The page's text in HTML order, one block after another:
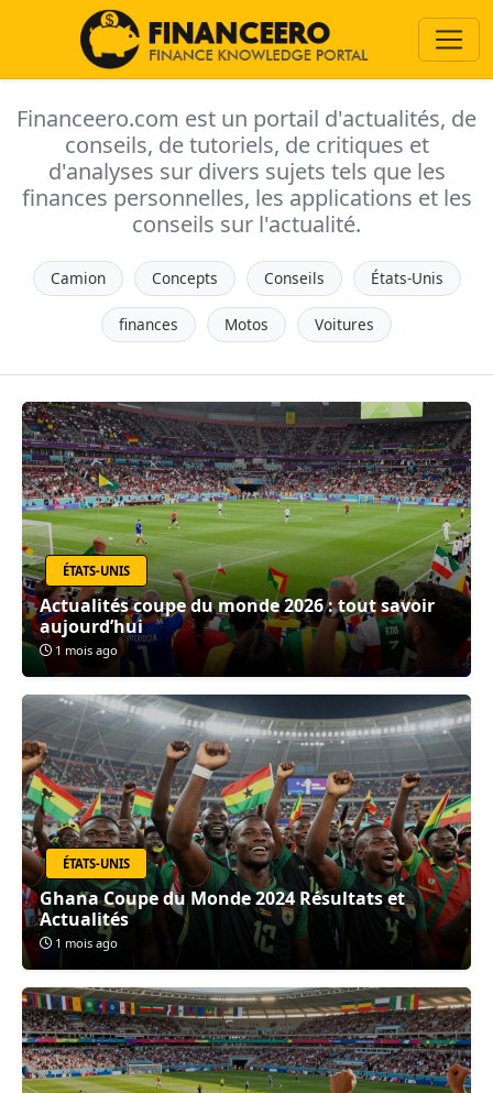
Financeero.com est un portail d'actualités, de
conseils, de tutoriels, de critiques et
d'analyses sur divers sujets tels que les
finances personnelles, les applications et les
conseils sur l'actualité.
Camion Concepts Conseils États-Unis
finances Motos Voitures
ÉTATS-UNIS
Actualités coupe du monde 2026 : tout savoir
aujourd’hui
1 mois ago
ÉTATS-UNIS
Ghana Coupe du Monde 2024 Résultats et
Actualités
1 mois ago